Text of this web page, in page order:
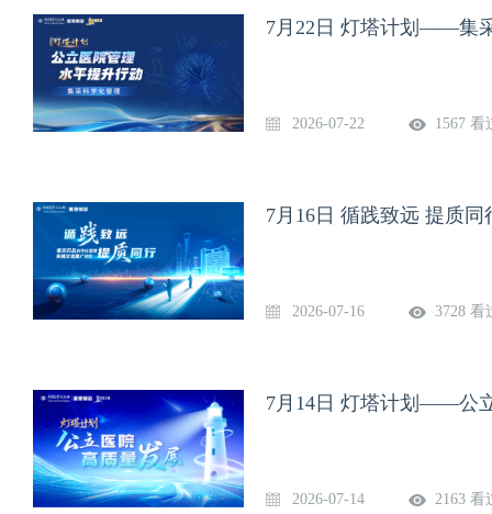
7月22日 灯塔计划——集
2026-07-22 1567 看
7月16日 循践致远 提质
2026-07-16 3728 看
7月14日 灯塔计划——公
2026-07-14 2163 看